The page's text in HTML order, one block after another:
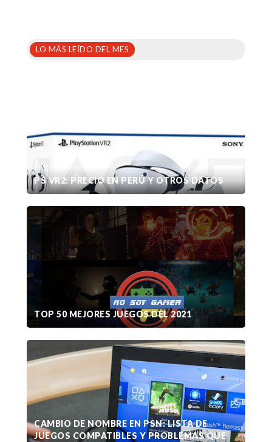
LO MÁS LEÍDO DEL MES
PS VR2: PRECIO EN PERÚ Y OTROS DATOS
TOP 50 MEJORES JUEGOS DEL 2021
CAMBIO DE NOMBRE EN PSN: LISTA DE
JUEGOS COMPATIBLES Y PROBLEMAS QUE